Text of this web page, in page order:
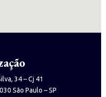
34 – Cj 41
São Paulo – SP